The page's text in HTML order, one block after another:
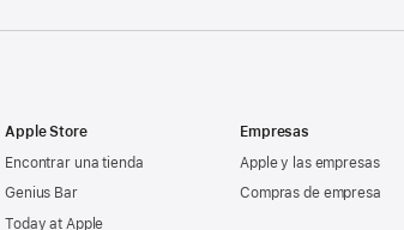
Apple Store
Encontrar una tienda
Genius Bar
Today at Apple
Empresas
Apple y las empresas
Compras de empresa